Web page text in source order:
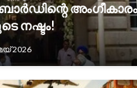
നഷ്ടം!
2026